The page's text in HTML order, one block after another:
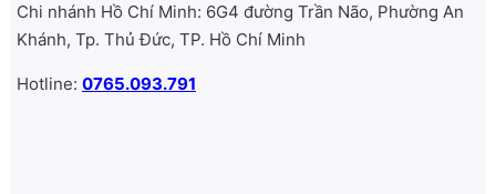
Chi nhánh Hồ Chí Minh: 6G4 đường Trần Não, Phường An
Khánh, Tp. Thủ Đức, TP. Hồ Chí Minh
Hotline: 0765.093.791